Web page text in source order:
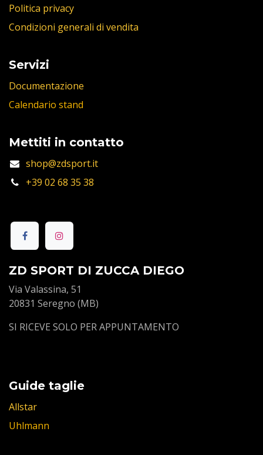
Politica privacy
Condizioni generali di vendita
Servizi
Documentazione
Calendario stand
Mettiti in contatto
shop@zdsport.it
+39 02 68 35 38
ZD SPORT DI ZUCCA DIEGO
Via Valassina, 51
20831 Seregno (MB)
SI RICEVE SOLO PER APPUNTAMENTO
Guide taglie
Allstar
Uhlmann